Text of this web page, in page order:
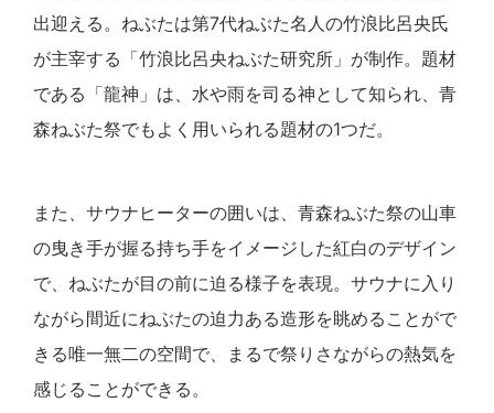
出迎える。ねぶたは第7代ねぶた名人の竹浪比呂央氏
が主宰する「竹浪比呂央ねぶた研究所」が制作。題材
である「龍神」は、水や雨を司る神として知られ、青
森ねぶた祭でもよく用いられる題材の1つだ。
また、サウナヒーターの囲いは、青森ねぶた祭の山車
の曳き手が握る持ち手をイメージした紅白のデザイン
で、ねぶたが目の前に迫る様子を表現。サウナに入り
ながら間近にねぶたの迫力ある造形を眺めることがで
きる唯一無二の空間で、まるで祭りさながらの熱気を
感じることができる。